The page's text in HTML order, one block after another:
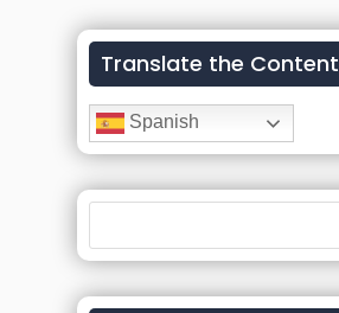
Translate the Content
Spanish